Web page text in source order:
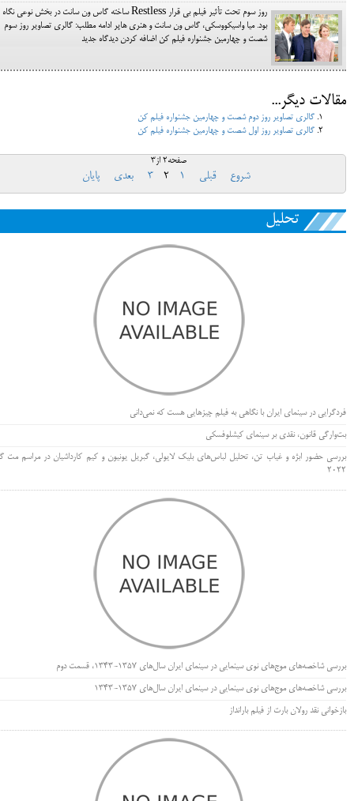
روز سوم تحت تأثیر فیلم بی قرار Restless ساخته گاس ون سانت در بخش نوعی نگاه
بود. میا واسیکووسکی، گاس ون سانت و هنری هاپر ادامه مطلب: گالری تصاویر روز سوم
شصت و چهارمین جشنواره فیلم کن اضافه کردن دیدگاه جدید
مقالات دیگر...
گالری تصاویر روز دوم شصت و چهارمین جشنواره فیلم کن
گالری تصاویر روز اول شصت و چهارمین جشنواره فیلم کن
صفحه2 از3
شروع قبلی 1
2
3 بعدی پایان
تحلیل
فردگرایی در سینمای ایران با نگاهی به فیلم چیزهایی هست که نمی‌دانی
بت‌وارگی قانون، نقدی بر سینمای کیشلوفسکی
بررسی حضور ابژه و غیاب تن، تحلیل لباس‌های بلیک لایولی، گبریل یونیون و کیم کارداشیان در مراسم مت
۲۰۲۲
بررسی شاخصه‌های موج‌های نوی سینمایی در سینمای ایران سال‌های 1357-1343، قسمت دوم
بررسی شاخصه‌های موج‌های نوی سینمایی در سینمای ایران سال‌های 1357-1343
بازخوانی نقد رولان بارت از فیلم بارانداز